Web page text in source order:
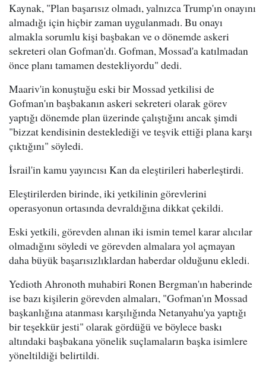
Kaynak, "Plan başarısız olmadı, yalnızca Trump'ın onayını
almadığı için hiçbir zaman uygulanmadı. Bu onayı
almakla sorumlu kişi başbakan ve o dönemde askeri
sekreteri olan Gofman'dı. Gofman, Mossad'a katılmadan
önce planı tamamen destekliyordu" dedi.
Maariv'in konuştuğu eski bir Mossad yetkilisi de
Gofman'ın başbakanın askeri sekreteri olarak görev
yaptığı dönemde plan üzerinde çalıştığını ancak şimdi
"bizzat kendisinin desteklediği ve teşvik ettiği plana karşı
çıktığını" söyledi.
İsrail'in kamu yayıncısı Kan da eleştirileri haberleştirdi.
Eleştirilerden birinde, iki yetkilinin görevlerini
operasyonun ortasında devraldığına dikkat çekildi.
Eski yetkili, görevden alınan iki ismin temel karar alıcılar
olmadığını söyledi ve görevden almalara yol açmayan
daha büyük başarısızlıklardan haberdar olduğunu ekledi.
Yedioth Ahronoth muhabiri Ronen Bergman'ın haberinde
ise bazı kişilerin görevden almaları, "Gofman'ın Mossad
başkanlığına atanması karşılığında Netanyahu'ya yaptığı
bir teşekkür jesti" olarak gördüğü ve böylece baskı
altındaki başbakana yönelik suçlamaların başka isimlere
yöneltildiği belirtildi.